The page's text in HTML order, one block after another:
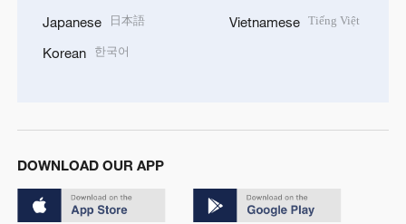
Japanese 日本語
Korean 한국어
Vietnamese Tiếng Việt
DOWNLOAD OUR APP